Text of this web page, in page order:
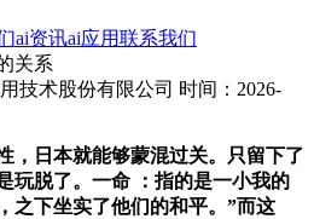
ai资讯ai应用联系我们
关系
技术股份有限公司 时间：2026-
日本就能够蒙混过关。只留下了
玩脱了。一命 ：指的是一小我的
之下坐实了他们的和平。”而这